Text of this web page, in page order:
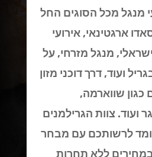
מנגל מכל הסוגים החל
ארגטינאי, אירועי
מנגל מזרחי, על
ועוד, דרך דוכני מזון
כגון שווארמה,
ועוד. צוות הגרילמנים
לרשותכם עם מבחר
ללא תחרות